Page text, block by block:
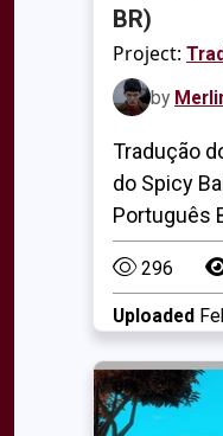
BR)
Project:
by
Tradução
do Spicy
Português
296
Uploaded